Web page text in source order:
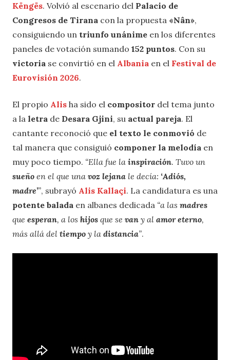
Këngës. Volvió al escenario del Palacio de
Congresos de Tirana con la propuesta «Nân»,
consiguiendo un triunfo unánime en los diferentes
paneles de votación sumando 152 puntos. Con su
victoria se convirtió en el Albania en el Festival de
Eurovisión 2026.
El propio Alis ha sido el compositor del tema junto
a la letra de Desara Gjini, su actual pareja. El
cantante reconoció que el texto le conmovió de
tal manera que consiguió componer la melodía en
muy poco tiempo. “Ella fue la inspiración. Tuvo un
sueño en el que una voz lejana le decía: ‘Adiós,
madre’”, subrayó Alis Kallaçi. La candidatura es una
potente balada en albanes dedicada “a las madres
que esperan, a los hijos que se van y al amor eterno,
más allá del tiempo y la distancia”.